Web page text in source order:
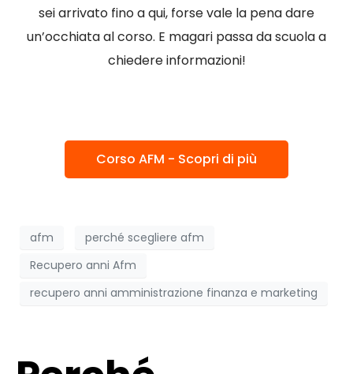
sei arrivato fino a qui, forse vale la pena dare
un’occhiata al corso. E magari passa da scuola a
chiedere informazioni!
Corso AFM - Scopri di più
afm
perché scegliere afm
Recupero anni Afm
recupero anni amministrazione finanza e marketing